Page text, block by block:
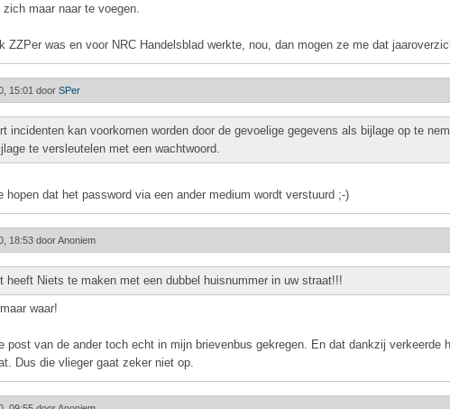
zich maar naar te voegen.
ZZPer was en voor NRC Handelsblad werkte, nou, dan mogen ze me dat
15:01 door SPer
incidenten kan voorkomen worden door de gevoelige gegevens als bijlage op te
te versleutelen met een wachtwoord.
hopen dat het password via een ander medium wordt verstuurd ;-)
18:53 doorAnoniem
heeft Niets te maken met een dubbel huisnummer in uw straat!!!
waar!
post van de ander toch echt in mijn brievenbus gekregen. En dat dankzij verkeerde
Dus die vlieger gaat zeker niet op.